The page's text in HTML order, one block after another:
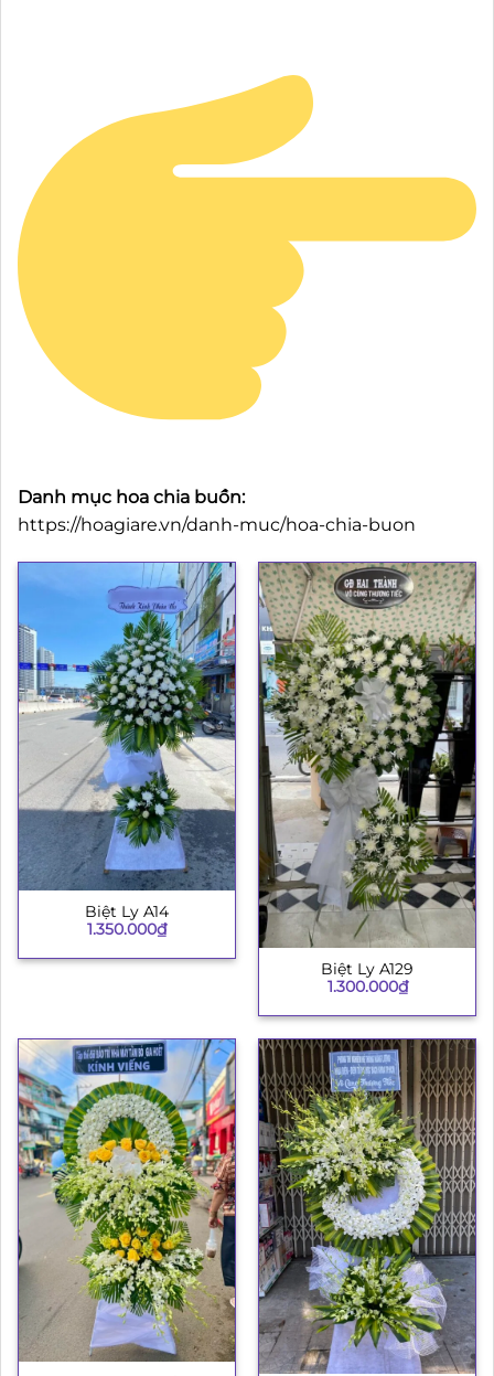
Danh mục hoa chia buồn:
https://hoagiare.vn/danh-muc/hoa-chia-buon
Biệt Ly A14
1.350.000₫
Biệt Ly A129
1.300.000₫